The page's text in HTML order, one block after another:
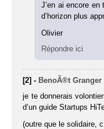
J’en ai encore
d’horizon plus
Olivier
Répondre ici
[2] - BenoÃ®t Granger
je te donnerais
d’un guide Startups
(outre que le solidaire,